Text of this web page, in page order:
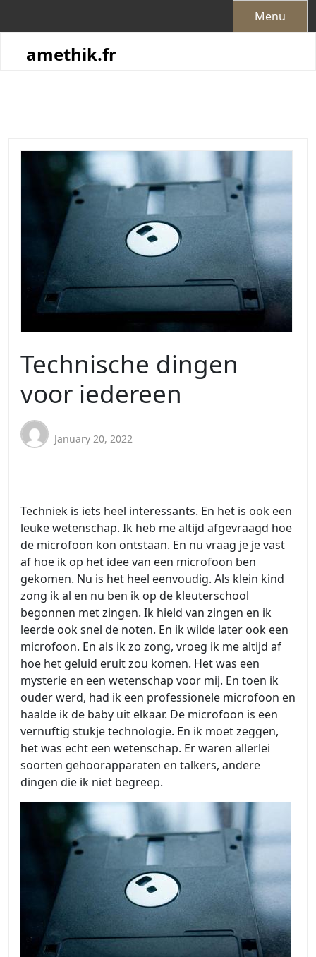
Menu
amethik.fr
Technische dingen
voor iedereen
January 20, 2022
Techniek is iets heel interessants. En het is ook een
leuke wetenschap. Ik heb me altijd afgevraagd hoe
de microfoon kon ontstaan. En nu vraag je je vast
af hoe ik op het idee van een microfoon ben
gekomen. Nu is het heel eenvoudig. Als klein kind
zong ik al en nu ben ik op de kleuterschool
begonnen met zingen. Ik hield van zingen en ik
leerde ook snel de noten. En ik wilde later ook een
microfoon. En als ik zo zong, vroeg ik me altijd af
hoe het geluid eruit zou komen. Het was een
mysterie en een wetenschap voor mij. En toen ik
ouder werd, had ik een professionele microfoon en
haalde ik de baby uit elkaar. De microfoon is een
vernuftig stukje technologie. En ik moet zeggen,
het was echt een wetenschap. Er waren allerlei
soorten gehoorapparaten en talkers, andere
dingen die ik niet begreep.